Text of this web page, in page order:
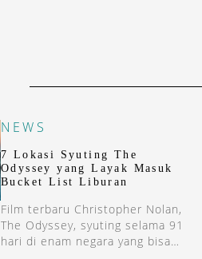
NEWS
7 Lokasi Syuting The
Odyssey yang Layak Masuk
Bucket List Liburan
Film terbaru Christopher Nolan,
The Odyssey, syuting selama 91
hari di enam negara yang bisa